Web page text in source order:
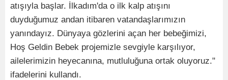
atışıyla başlar. İlkadım'da o ilk kalp atışını
duyduğumuz andan itibaren vatandaşlarımızın
yanındayız. Dünyaya gözlerini açan her bebeğimizi,
Hoş Geldin Bebek projemizle sevgiyle karşılıyor,
ailelerimizin heyecanına, mutluluğuna ortak oluyoruz."
ifadelerini kullandı.